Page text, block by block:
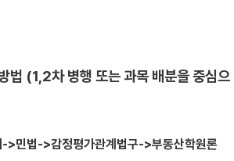
법 (1,2차 병행 또는 과목 배분을 중심으
>민법->감정평가관계법구->부동산학원론